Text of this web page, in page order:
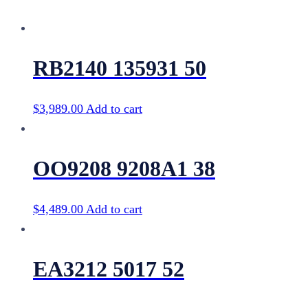
RB2140 135931 50
$3,989.00 Add to cart
OO9208 9208A1 38
$4,489.00 Add to cart
EA3212 5017 52